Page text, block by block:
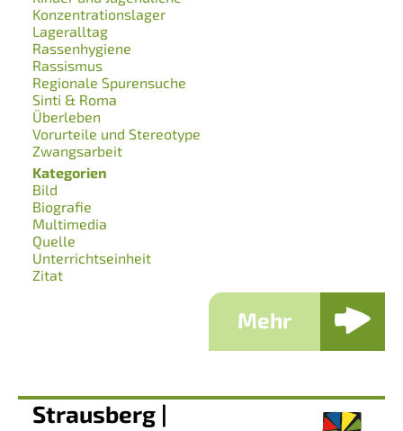
Konzentrationslager
Lageralltag
Rassenhygiene
Rassismus
Regionale Spurensuche
Sinti & Roma
Überleben
Vorurteile und Stereotype
Zwangsarbeit
Kategorien
Bild
Biografie
Multimedia
Quelle
Unterrichtseinheit
Zitat
Mehr
Strausberg |